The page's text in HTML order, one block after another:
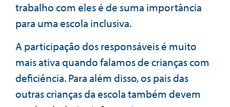
trabalho com eles é de suma importância
para uma escola inclusiva.
A participação dos responsáveis é muito
mais ativa quando falamos de crianças com
deficiência. Para além disso, os pais das
outras crianças da escola também devem